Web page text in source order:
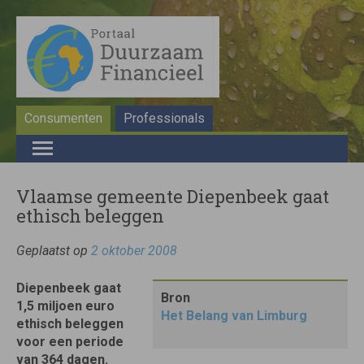
Consumenten Professionals
Vlaamse gemeente Diepenbeek gaat
ethisch beleggen
Geplaatst op 2 oktober 2008
Bron
Het Belang van Limburg
Diepenbeek gaat
1,5 miljoen euro
ethisch beleggen
voor een periode
van 364 dagen.